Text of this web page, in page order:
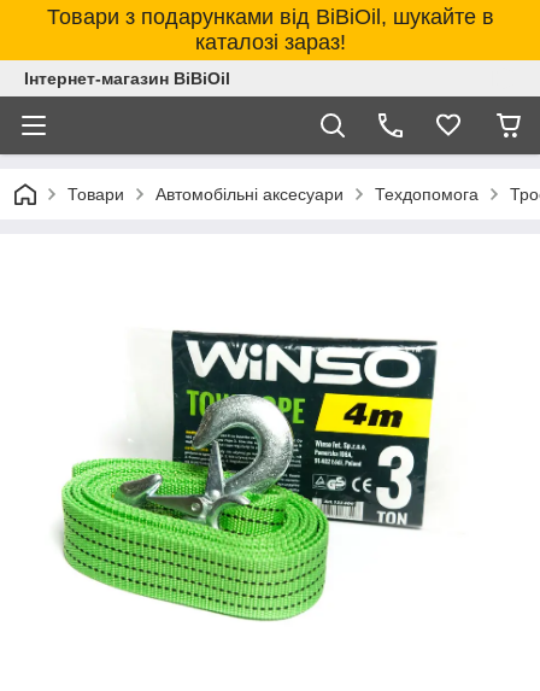
Товари з подарунками від BiBiOil, шукайте в
каталозі зараз!
Інтернет-магазин BiBiOil
Товари Автомобільні аксесуари Техдопомога